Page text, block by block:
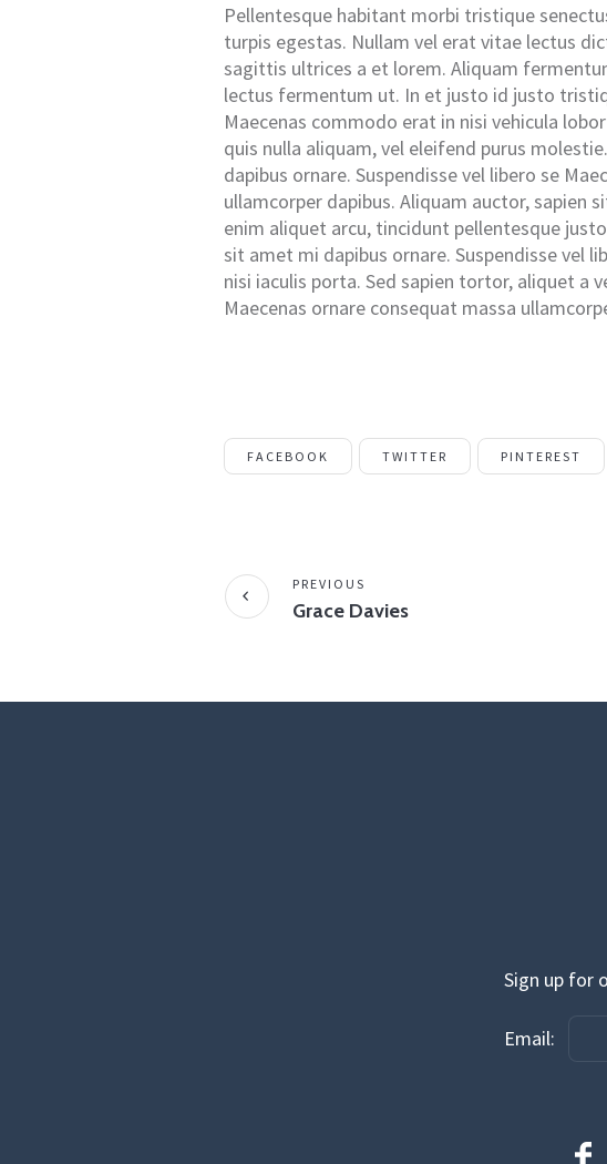
Pellentesque habitant morbi tristique
turpis egestas. Nullam vel erat vitae lectus
sagittis ultrices a et lorem. Aliquam
lectus fermentum ut. In et justo id justo
Maecenas commodo erat in nisi vehicula
quis nulla aliquam, vel eleifend purus
dapibus ornare. Suspendisse vel libero se
ullamcorper dapibus. Aliquam auctor, sapien
enim aliquet arcu, tincidunt pellentesque
sit amet mi dapibus ornare. Suspendisse vel
nisi iaculis porta. Sed sapien tortor, aliquet a
Maecenas ornare consequat massa
FACEBOOK TWITTER PINTEREST
Grace Davies
PREVIOUS
Sign up for
Email: